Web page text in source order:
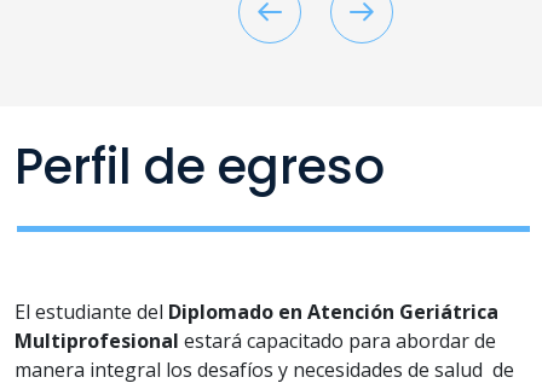
El estudiante del Diplomado en Atención Geriátrica
Multiprofesional estará capacitado para abordar de
manera integral los desafíos y necesidades de salud de
Perfil de egreso